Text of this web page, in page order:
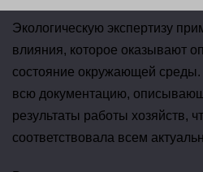
Экологическую экспертизу
влияния, которое оказывают
состояние окружающей
всю документацию,
результаты работы хозяйств,
соответствовала всем